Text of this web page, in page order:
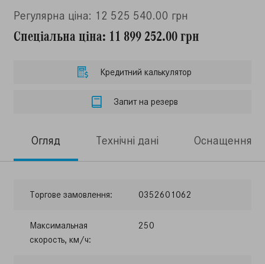
Регулярна ціна: 12 525 540.00 грн
Спеціальна ціна: 11 899 252.00 грн
Кредитний калькулятор
Запит на резерв
Огляд Технічні дані Оснащення
Торгове замовлення: 0352601062
Максимальная
скорость, км/ч:
250